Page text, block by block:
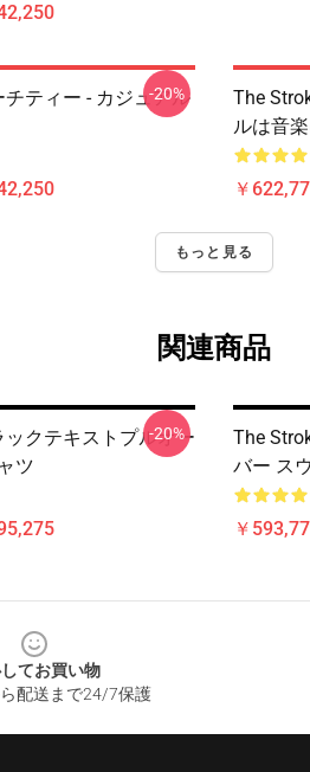
ティー - カジュアル
-20%
The
ルは音
￥
もっと見る
関連商品
ックテキストプルオー
ツ
-20%
The
バー ス
￥
てお買い物
配送まで24/7保護